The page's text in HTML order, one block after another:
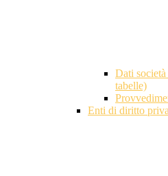
Dati
tabelle)
Enti di diritto